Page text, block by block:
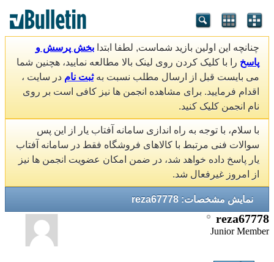
چنانچه این اولین بازید شماست, لطفا ابتدا بخش پرسش و
پاسخ را با کلیک کردن روی لینک بالا مطالعه نمایید، هچنین شما
می بایست قبل از ارسال مطلب نسبت بهثبت نام در سایت ،
اقدام فرمایید. برای مشاهده انجمن ها نیز کافی است بر روی
نام انجمن کلیک کنید.
با سلام، با توجه به راه اندازی سامانه آفتاب یار از این پس
سوالات فنی مرتبط با کالاهای فروشگاه فقط در سامانه آفتاب
یار پاسخ داده خواهد شد، در ضمن امکان عضویت انجمن ها نیز
از امروز غیرفعال شد.
نمایش مشخصات: reza67778
reza67778
Junior Member